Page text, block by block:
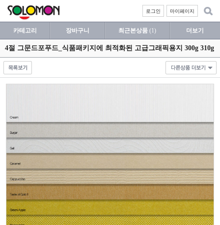
마이페이지
로그인
카테고리 장바구니 최근본상품 (1) 더보기
4절 그문드포푸드_식품패키지에 최적화된 고급그래픽용지 300g 310g